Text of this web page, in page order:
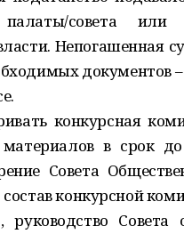
совета или
Непогашенная
документов
конкурсная
в срок
Совета
конкурсной
руководство